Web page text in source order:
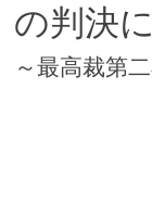
の判決
～最高裁第